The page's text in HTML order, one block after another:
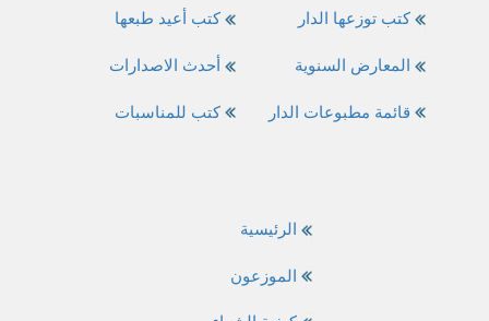
كتب أعيد طبعها
أحدث الاصدارات
كتب للمناسبات
كتب توزعها الدار
المعارض السنوية
قائمة مطبوعات الدار
الرئيسية
الموزعون